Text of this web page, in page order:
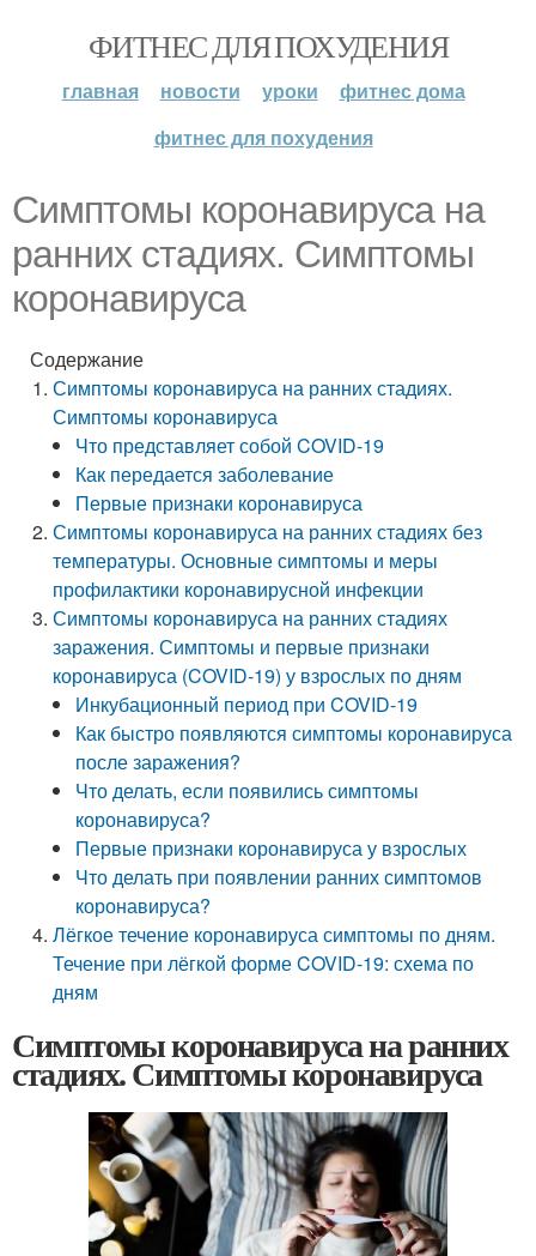
ФИТНЕС ДЛЯ ПОХУДЕНИЯ
главная новости уроки
фитнес дома
фитнес для похудения
Симптомы коронавируса на
ранних стадиях. Симптомы
коронавируса
Содержание
Симптомы коронавируса на ранних стадиях.
Симптомы коронавируса
Что представляет собой COVID-19
Как передается заболевание
Первые признаки коронавируса
Симптомы коронавируса на ранних стадиях без
температуры. Основные симптомы и меры
профилактики коронавирусной инфекции
Симптомы коронавируса на ранних стадиях
заражения. Симптомы и первые признаки
коронавируса (COVID-19) у взрослых по дням
Инкубационный период при COVID-19
Как быстро появляются симптомы коронавируса
после заражения?
Что делать, если появились симптомы
коронавируса?
Первые признаки коронавируса у взрослых
Что делать при появлении ранних симптомов
коронавируса?
Лёгкое течение коронавируса симптомы по дням.
Течение при лёгкой форме COVID-19: схема по
дням
Симптомы коронавируса на ранних
стадиях. Симптомы коронавируса